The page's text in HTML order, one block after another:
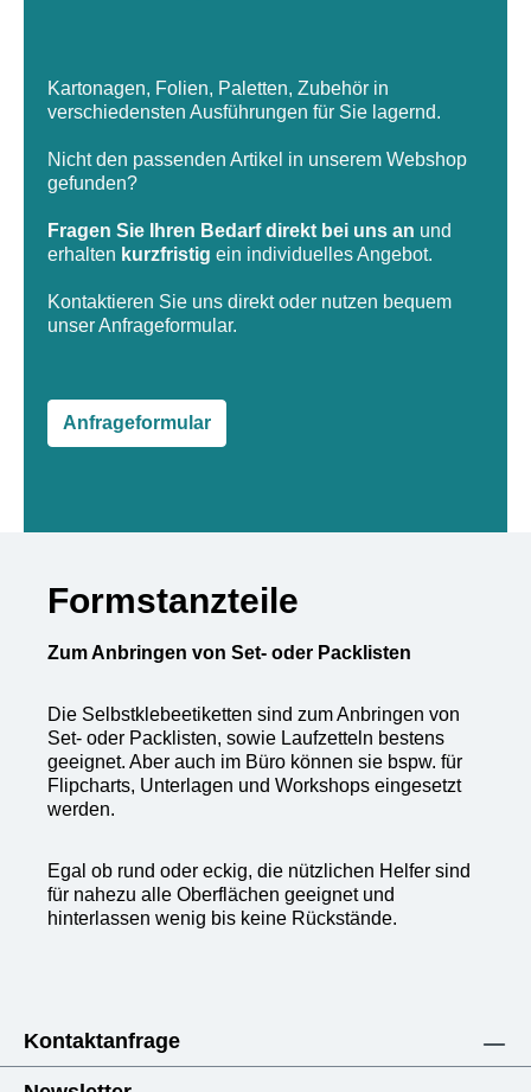
Kartonagen, Folien, Paletten, Zubehör in
verschiedensten Ausführungen für Sie lagernd.
Nicht den passenden Artikel in unserem Webshop
gefunden?
Fragen Sie Ihren Bedarf direkt bei uns an und
erhalten kurzfristig ein individuelles Angebot.
Kontaktieren Sie uns direkt oder nutzen bequem
unser Anfrageformular.
Anfrageformular
Formstanzteile
Zum Anbringen von Set- oder Packlisten
Die Selbstklebeetiketten sind zum Anbringen von
Set- oder Packlisten, sowie Laufzetteln bestens
geeignet. Aber auch im Büro können sie bspw. für
Flipcharts, Unterlagen und Workshops eingesetzt
werden.
Egal ob rund oder eckig, die nützlichen Helfer sind
für nahezu alle Oberflächen geeignet und
hinterlassen wenig bis keine Rückstände.
Kontaktanfrage